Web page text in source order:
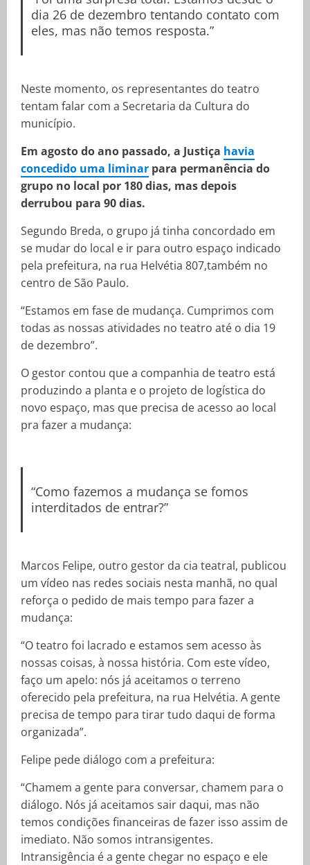
dia 26 de dezembro tentando contato com
eles, mas não temos resposta.”
Neste momento, os representantes do teatro
tentam falar com a Secretaria da Cultura do
município.
Em agosto do ano passado, a Justiça havia
concedido uma liminar para permanência do
grupo no local por 180 dias, mas depois
derrubou para 90 dias.
Segundo Breda, o grupo já tinha concordado em
se mudar do local e ir para outro espaço indicado
pela prefeitura, na rua Helvétia 807,também no
centro de São Paulo.
“Estamos em fase de mudança. Cumprimos com
todas as nossas atividades no teatro até o dia 19
de dezembro”.
O gestor contou que a companhia de teatro está
produzindo a planta e o projeto de logística do
novo espaço, mas que precisa de acesso ao local
pra fazer a mudança:
“Como fazemos a mudança se fomos
interditados de entrar?”
Marcos Felipe, outro gestor da cia teatral, publicou
um vídeo nas redes sociais nesta manhã, no qual
reforça o pedido de mais tempo para fazer a
mudança:
“O teatro foi lacrado e estamos sem acesso às
nossas coisas, à nossa história. Com este vídeo,
faço um apelo: nós já aceitamos o terreno
oferecido pela prefeitura, na rua Helvétia. A gente
precisa de tempo para tirar tudo daqui de forma
organizada”.
Felipe pede diálogo com a prefeitura:
“Chamem a gente para conversar, chamem para o
diálogo. Nós já aceitamos sair daqui, mas não
temos condições financeiras de fazer isso assim de
imediato. Não somos intransigentes.
Intransigência é a gente chegar no espaço e ele